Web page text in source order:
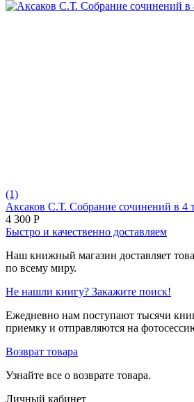
(1)
Аксаков С.Т. Собрание сочинений в 4
4 300 Р
Быстро и качественно доставляем
Наш книжный магазин доставляет
по всему миру.
Не нашли книгу? Закажите поиск!
Ежедневно нам поступают тысячи
приемку и отправляются на
Возврат товара
Узнайте все о возврате товара.
Личный кабинет